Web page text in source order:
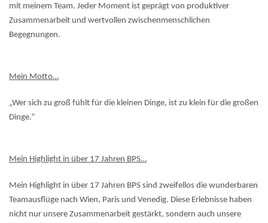
mit meinem Team. Jeder Moment ist geprägt von produktiver
Zusammenarbeit und wertvollen zwischenmenschlichen
Begegnungen.
Mein Motto…
„Wer sich zu groß fühlt für die kleinen Dinge, ist zu klein für die großen
Dinge.“
Mein Highlight in über 17 Jahren BPS…
Mein Highlight in über 17 Jahren BPS sind zweifellos die wunderbaren
Teamausflüge nach Wien, Paris und Venedig. Diese Erlebnisse haben
nicht nur unsere Zusammenarbeit gestärkt, sondern auch unsere